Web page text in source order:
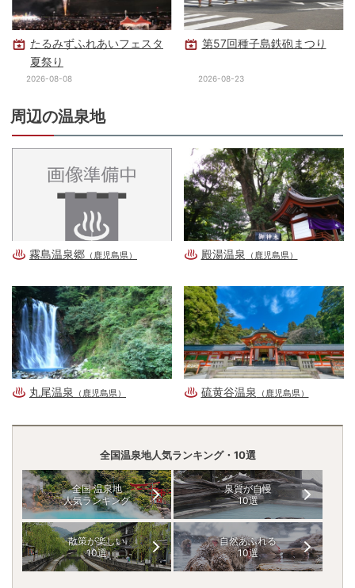
たるみずふれあいフェスタ
夏祭り
2026-08-08
第57回種子島鉄砲まつり
2026-08-23
周辺の温泉地
霧島温泉郷 （鹿児島県） 殿湯温泉 （鹿児島県）
丸尾温泉 （鹿児島県） 硫黄谷温泉 （鹿児島県）
全国温泉地人気ランキング・10選
全国 温泉地
人気ランキング
泉質が自慢
10選
散策が楽しい
10選
自然あふれる
10選